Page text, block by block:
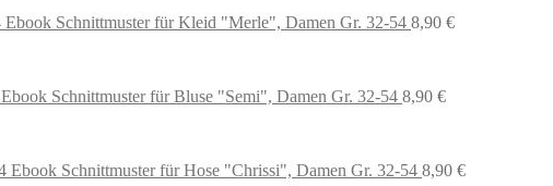
Ebook Schnittmuster für Kleid "Merle", Damen Gr. 32-54 8,90 €
Ebook Schnittmuster für Bluse "Semi", Damen Gr. 32-54 8,90 €
Ebook Schnittmuster für Hose "Chrissi", Damen Gr. 32-54 8,90 €